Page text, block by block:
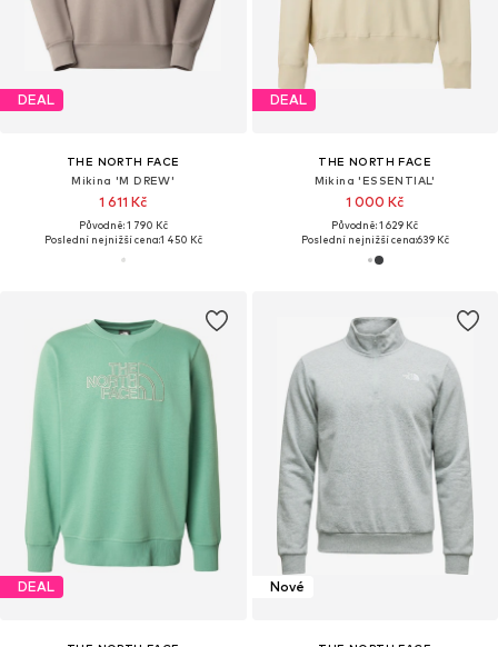
DEAL
THE NORTH FACE
Mikina 'M DREW'
1 611 Kč
Původně: 1 790 Kč
Poslední nejnižší cena:1 450 Kč
DEAL
THE NORTH FACE
Mikina 'ESSENTIAL'
1 000 Kč
Původně: 1 629 Kč
Poslední nejnižší cena:639 Kč
DEAL Nové